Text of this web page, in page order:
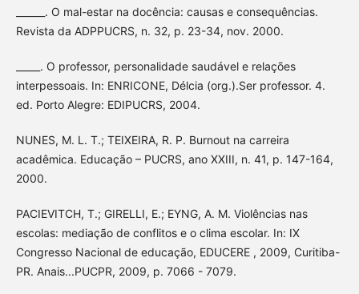
______. O mal-estar na docência: causas e consequências.
Revista da ADPPUCRS, n. 32, p. 23-34, nov. 2000.
_____. O professor, personalidade saudável e relações
interpessoais. In: ENRICONE, Délcia (org.).Ser professor. 4.
ed. Porto Alegre: EDIPUCRS, 2004.
NUNES, M. L. T.; TEIXEIRA, R. P. Burnout na carreira
acadêmica. Educação – PUCRS, ano XXIII, n. 41, p. 147-164,
2000.
PACIEVITCH, T.; GIRELLI, E.; EYNG, A. M. Violências nas
escolas: mediação de conflitos e o clima escolar. In: IX
Congresso Nacional de educação, EDUCERE , 2009, Curitiba-
PR. Anais...PUCPR, 2009, p. 7066 - 7079.